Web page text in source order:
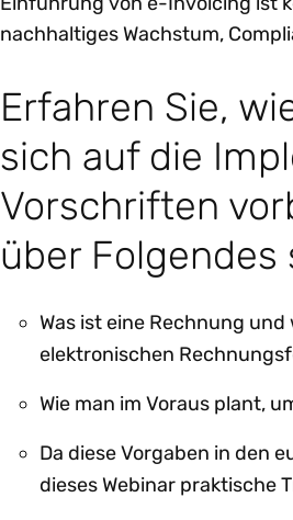
nachhaltiges Wachstum,
Erfahren Sie,
sich auf die
Vorschriften
über Folgendes
Was ist eine Rechnung
elektronischen
Wie man im Voraus plant,
Da diese Vorgaben in den
dieses Webinar praktische